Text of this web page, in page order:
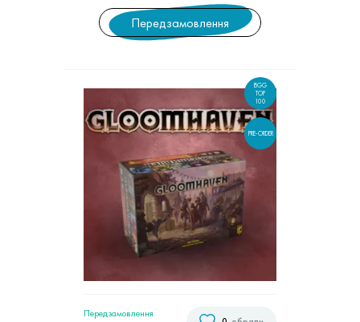
Передзамовлення
BGG
TOP
100
PRE-ORDER
Передзамовлення